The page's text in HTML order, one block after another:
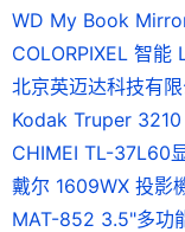
WD My Book
COLORPIXEL 智能
Kodak Truper
CHIMEI TL-37L60
戴尔 1609WX 投影
MAT-852 3.5"多功